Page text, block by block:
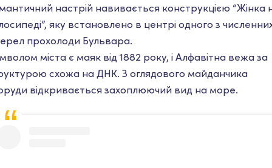
настрій навивається конструкцією “Жінка
яку встановлено ​​в центрі одного з
прохолоди Бульвара.
міста є маяк від 1882 року, і Алфавітна вежа за
схожа на ДНК. З оглядового майданчика
відкривається захоплюючий вид на море.